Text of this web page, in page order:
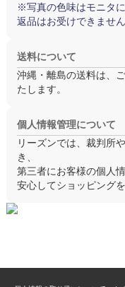
※写真の色味はモニタ
返品はお受けできません
送料について
沖縄・離島の送料は、
たします。
個人情報管理について
リーズンでは、裁判所
き、
第三者にお客様の個人
安心してショッピング